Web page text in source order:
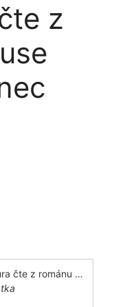
z
„Úvod k románu - Petr Vaďura čte z románu Aldouse Huxleyho Konec civilizace -“